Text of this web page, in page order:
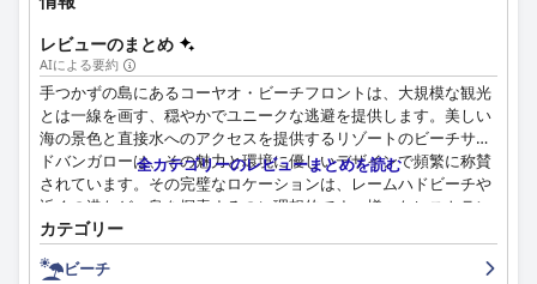
レビューのまとめ
AIによる要約
手つかずの島にあるコーヤオ・ビーチフロントは、大規模な観光
とは一線を画す、穏やかでユニークな逃避を提供します。美しい
海の景色と直接水へのアクセスを提供するリゾートのビーチサイ
ドバンガローは、その魅力と環境に優しいデザインで頻繁に称賛
されています。その完璧なロケーションは、レームハドビーチや
近くの港など、島を探索するのに理想的です。様々なレストラン
やバーが徒歩圏内にあり、この静かな隠れ家の魅力を高めていま
す。
全カテゴリーのレビューまとめを読む
カテゴリー
ビーチ